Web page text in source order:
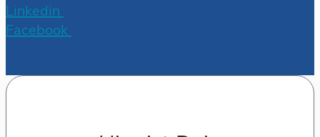
Linkedin
Facebook